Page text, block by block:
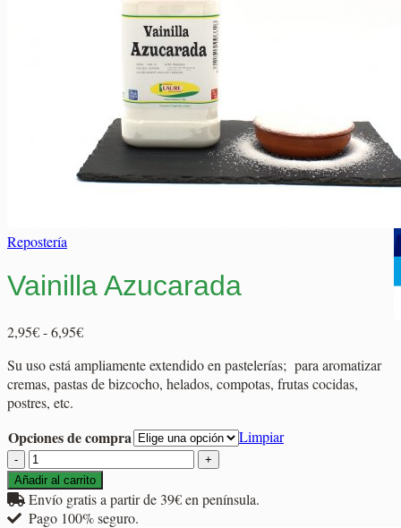
No hay productos en el carrito.
Volver a la tienda
No hay productos en el carrito.
Volver a la tienda
Elaborados Cárnicos
Salsas y Siropes
Repostería
Vainilla Azucarada
2,95€-6,95€Rango
precios:
desde
6,95€
Su uso está ampliamente extendido en pastelerías; para aromatizar
cremas, pastas de bizcocho, helados, compotas, frutas cocidas,
postres, etc.
Opciones de compra
Limpiar
Vainilla
Azucarada
cantidad
Añadir al carrito
Envío gratis a partir de 39€ en península.
Pago 100% seguro.